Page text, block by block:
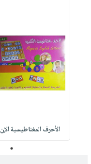
الأحرف المغناطيسية الإن
1